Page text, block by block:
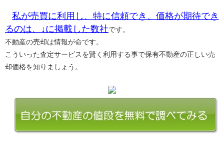
私が売買に利用し、特に信頼でき、価格が期待でき
るのは、↓に掲載した数社です。
不動産の売却は情報が命です。
こういった査定サービスを賢く利用する事で保有不動産の正しい売
却価格を知りましょう。